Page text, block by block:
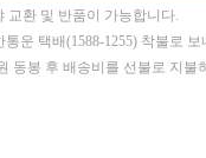
교환 및 반품이 가능합니다.
운 택배(1588-1255) 착불로
동봉 후 배송비를 선불로 지불